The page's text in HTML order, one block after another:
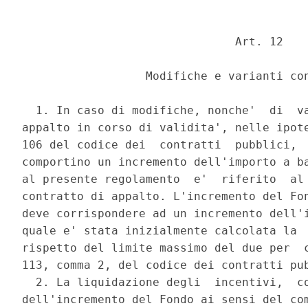
                               Art. 12
Modifiche e varianti
1. In caso di modifiche, nonche'  di
appalto in corso di validita', nelle
106 del codice dei  contratti  pubblici,
comportino un incremento dell'importo a
al presente regolamento  e'  riferito  al
contratto di appalto. L'incremento del
deve corrispondere ad un incremento
quale e' stata inizialmente calcolata
rispetto del limite massimo del due
113, comma 2, del codice dei contratti
2. La liquidazione degli  incentivi,
dell'incremento del Fondo ai sensi del